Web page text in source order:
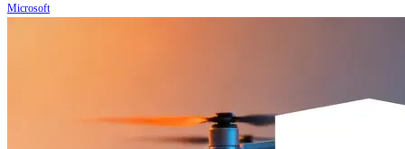
Microsoft